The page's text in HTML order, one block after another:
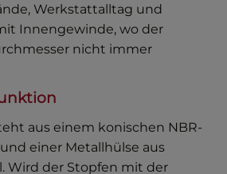
Werkstattalltag und
Innengewinde, wo der
nicht immer
aus einem konischen NBR-
einer Metallhülse aus
Wird der Stopfen mit der